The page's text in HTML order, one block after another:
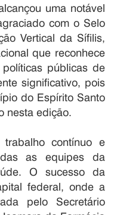
uma notável
com o Selo
Vertical da Sífilis,
que reconhece
públicas de
significativo, pois
do Espírito Santo
nesta edição.
contínuo e
as equipes da
O sucesso da
federal, onde a
pelo Secretário